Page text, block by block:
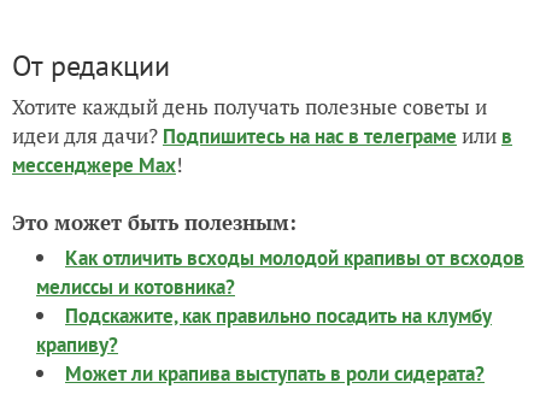
От редакции
Хотите каждый день получать полезные советы и
идеи для дачи? Подпишитесь на нас в телеграме или в
мессенджере Max!
Это может быть полезным:
Как отличить всходы молодой крапивы от всходов
мелиссы и котовника?
Подскажите, как правильно посадить на клумбу
крапиву?
Может ли крапива выступать в роли сидерата?